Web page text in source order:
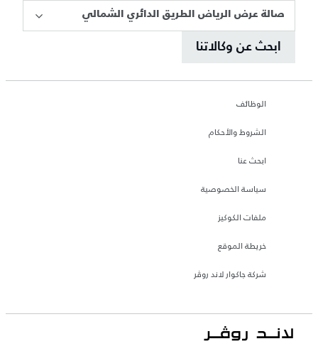
صالة عرض الرياض الطريق الدائري الشمالي
ابحث عن وكالاتنا
الوظائف
الشروط والأحكام
ابحث عنا
سياسة الخصوصية
ملفات الكوكيز
خريطة الموقع
شركة جاكوار لاند روڤر